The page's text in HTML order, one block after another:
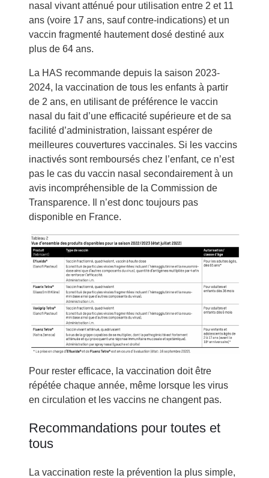
nasal vivant atténué pour utilisation entre 2 et 11
ans (voire 17 ans, sauf contre-indications) et un
vaccin fragmenté hautement dosé destiné aux
plus de 64 ans.
La HAS recommande depuis la saison 2023-
2024, la vaccination de tous les enfants à partir
de 2 ans, en utilisant de préférence le vaccin
nasal du fait d’une efficacité supérieure et de sa
facilité d’administration, laissant espérer de
meilleures couvertures vaccinales. Si les vaccins
inactivés sont remboursés chez l’enfant, ce n’est
pas le cas du vaccin nasal secondairement à un
avis incompréhensible de la Commission de
Transparence. Il n’est donc toujours pas
disponible en France.
Pour rester efficace, la vaccination doit être
répétée chaque année, même lorsque les virus
en circulation et les vaccins ne changent pas.
Recommandations pour toutes et
tous
La vaccination reste la prévention la plus simple,